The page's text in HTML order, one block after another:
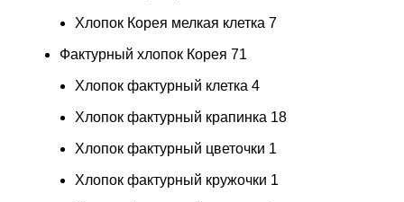
Хлопок Корея мелкая клетка 7
Фактурный хлопок Корея 71
Хлопок фактурный клетка 4
Хлопок фактурный крапинка 18
Хлопок фактурный цветочки 1
Хлопок фактурный кружочки 1